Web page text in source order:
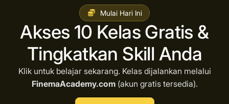
Mulai Hari Ini
Akses 10 Kelas Gratis &
Tingkatkan Skill Anda
Klik untuk belajar sekarang. Kelas dijalankan melalui
FinemaAcademy.com(akun gratis tersedia).